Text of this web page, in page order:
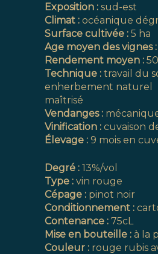
Exposition : sud-est
Climat : océanique
Surface cultivée : 5 ha
Age moyen des vignes :
Rendement moyen :
Technique : travail du
enherbement naturel
maîtrisé
Vendanges :
Vinification : cuvaison
Élevage : 9 mois en
Degré : 13%/vol
Type : vin rouge
Cépage : pinot noir
Conditionnement :
Contenance : 75cL
Mise en bouteille : à la
Couleur : rouge rubis